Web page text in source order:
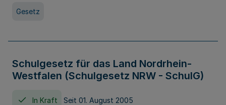
Gesetz
Schulgesetz für das Land Nordrhein-
Westfalen (Schulgesetz NRW - SchulG)
In Kraft Seit 01. August 2005